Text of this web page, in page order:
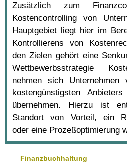
Zusätzlich zum
Kostencontrolling von
Hauptgebiet liegt hier im
Kontrollierens von
den Zielen gehört eine
Wettbewerbsstrategie
nehmen sich
kostengünstigsten
übernehmen. Hierzu ist
Standort von Vorteil, ein
oder eine Prozeßoptimierung
Finanzbuchhaltung